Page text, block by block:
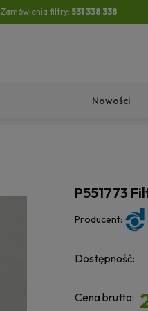
Zamówienia filtry: 531 338 338
Nowości
P551773
Producent:
Dostępność:
Cena brutto: